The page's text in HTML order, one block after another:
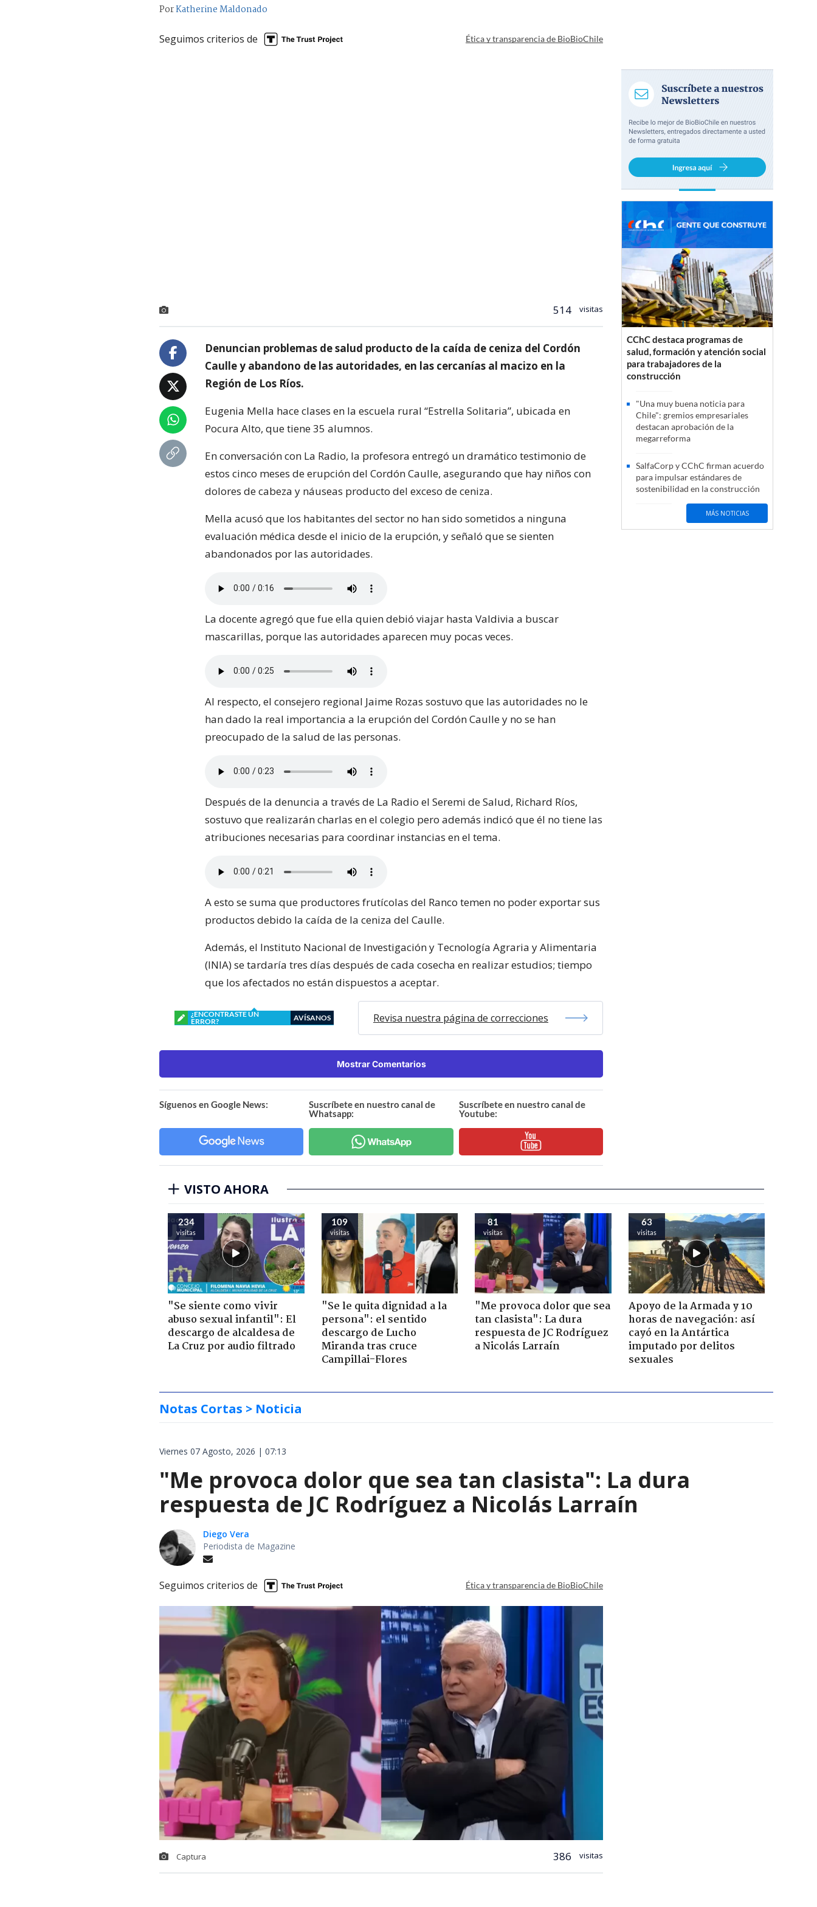
PorKatherine Maldonado
Seguimos criterios de Ética y transparencia de BioBioChile
514 visitas
Denuncian problemas de salud producto de la caída de ceniza del Cordón
Caulle y abandono de las autoridades, en las cercanías al macizo en la
Región de Los Ríos.
Eugenia Mella hace clases en la escuela rural “Estrella Solitaria”, ubicada en
Pocura Alto, que tiene 35 alumnos.
En conversación con La Radio, la profesora entregó un dramático testimonio de
estos cinco meses de erupción del Cordón Caulle, asegurando que hay niños con
dolores de cabeza y náuseas producto del exceso de ceniza.
Mella acusó que los habitantes del sector no han sido sometidos a ninguna
evaluación médica desde el inicio de la erupción, y señaló que se sienten
abandonados por las autoridades.
La docente agregó que fue ella quien debió viajar hasta Valdivia a buscar
mascarillas, porque las autoridades aparecen muy pocas veces.
Al respecto, el consejero regional Jaime Rozas sostuvo que las autoridades no le
han dado la real importancia a la erupción del Cordón Caulle y no se han
preocupado de la salud de las personas.
Después de la denuncia a través de La Radio el Seremi de Salud, Richard Ríos,
sostuvo que realizarán charlas en el colegio pero además indicó que él no tiene las
atribuciones necesarias para coordinar instancias en el tema.
A esto se suma que productores frutícolas del Ranco temen no poder exportar sus
productos debido la caída de la ceniza del Caulle.
Además, el Instituto Nacional de Investigación y Tecnología Agraria y Alimentaria
(INIA) se tardaría tres días después de cada cosecha en realizar estudios; tiempo
que los afectados no están dispuestos a aceptar.
¿ENCONTRASTE UN
ERROR?
AVÍSANOS Revisa nuestra página de correcciones
Mostrar Comentarios
Síguenos en Google News:
Suscríbete en nuestro canal de
Whatsapp:
Suscríbete en nuestro canal de
Youtube:
CChC destaca programas de
salud, formación y atención social
para trabajadores de la
construcción
"Una muy buena noticia para
Chile": gremios empresariales
destacan aprobación de la
megarreforma
SalfaCorp y CChC firman acuerdo
para impulsar estándares de
sostenibilidad en la construcción
MÁS NOTICIAS
VISTO AHORA
234
visitas
"Se siente como vivir
abuso sexual infantil": El
descargo de alcaldesa de
La Cruz por audio filtrado
109
visitas
"Se le quita dignidad a la
persona": el sentido
descargo de Lucho
Miranda tras cruce
Campillai-Flores
81
visitas
"Me provoca dolor que sea
tan clasista": La dura
respuesta de JC Rodríguez
a Nicolás Larraín
63
visitas
Apoyo de la Armada y 10
horas de navegación: así
cayó en la Antártica
imputado por delitos
sexuales
Notas Cortas > Noticia
Viernes 07 Agosto, 2026 | 07:13
"Me provoca dolor que sea tan clasista": La dura
respuesta de JC Rodríguez a Nicolás Larraín
Diego Vera
Periodista de Magazine
Seguimos criterios de Ética y transparencia de BioBioChile
Captura 386 visitas